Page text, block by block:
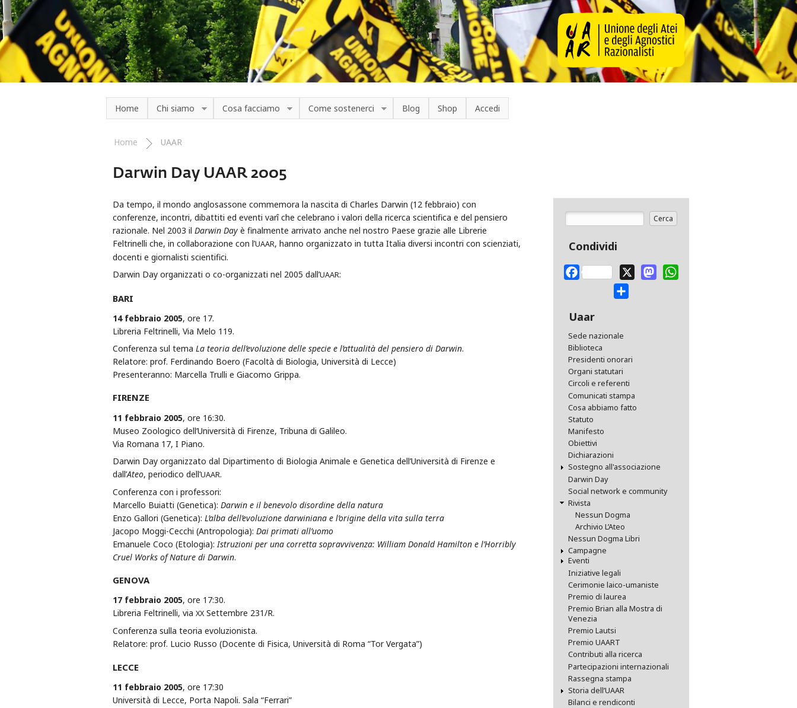
Salta al contenuto principale
Home Chi siamo Cosa facciamo Come sostenerci Blog Shop Accedi
Tu sei qui
Home UAAR
Darwin Day UAAR 2005
Da tempo, il mondo anglosassone commemora la nascita di Charles Darwin (12 febbraio) con
conferenze, incontri, dibattiti ed eventi varî che celebrano i valori della ricerca scientifica e del pensiero
razionale. Nel 2003 il Darwin Day è finalmente arrivato anche nel nostro Paese grazie alle Librerie
Feltrinelli che, in collaborazione con l’UAAR, hanno organizzato in tutta Italia diversi incontri con scienziati,
docenti e giornalisti scientifici.
Darwin Day organizzati o co-organizzati nel 2005 dall’UAAR:
BARI
14 febbraio 2005, ore 17.
Libreria Feltrinelli, Via Melo 119.
Conferenza sul tema La teoria dell’evoluzione delle specie e l’attualità del pensiero di Darwin.
Relatore: prof. Ferdinando Boero (Facoltà di Biologia, Università di Lecce)
Presenteranno: Marcella Trulli e Giacomo Grippa.
FIRENZE
11 febbraio 2005, ore 16:30.
Museo Zoologico dell’Università di Firenze, Tribuna di Galileo.
Via Romana 17, I Piano.
Darwin Day organizzato dal Dipartimento di Biologia Animale e Genetica dell’Università di Firenze e
dall’Ateo, periodico dell’UAAR.
Conferenza con i professori:
Marcello Buiatti (Genetica): Darwin e il benevolo disordine della natura
Enzo Gallori (Genetica): L’alba dell’evoluzione darwiniana e l’origine della vita sulla terra
Jacopo Moggi-Cecchi (Antropologia): Dai primati all’uomo
Emanuele Coco (Etologia): Istruzioni per una corretta sopravvivenza: William Donald Hamilton e l’Horribly
Cruel Works of Nature di Darwin.
GENOVA
17 febbraio 2005, ore 17:30.
Libreria Feltrinelli, via XX Settembre 231/R.
Conferenza sulla teoria evoluzionista.
Relatore: prof. Lucio Russo (Docente di Fisica, Università di Roma “Tor Vergata”)
LECCE
11 febbraio 2005, ore 17:30
Università di Lecce, Porta Napoli. Sala “Ferrari”
Form di ricerca
Cerca
Condividi
Facebook
X Mastodon
WhatsApp
Uaar
Sede nazionale
Biblioteca
Presidenti onorari
Organi statutari
Circoli e referenti
Comunicati stampa
Cosa abbiamo fatto
Statuto
Manifesto
Obiettivi
Dichiarazioni
Sostegno all'associazione
Darwin Day
Social network e community
Rivista
Nessun Dogma
Archivio L’Ateo
Nessun Dogma Libri
Campagne
Eventi
Iniziative legali
Cerimonie laico-umaniste
Premio di laurea
Premio Brian alla Mostra di
Venezia
Premio Lautsi
Premio UAART
Contributi alla ricerca
Partecipazioni internazionali
Rassegna stampa
Storia dell’UAAR
Bilanci e rendiconti